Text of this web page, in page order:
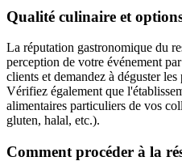
Qualité culinaire et
La réputation gastronomique du
perception de votre événement
clients et demandez à déguster
Vérifiez également que
alimentaires particuliers de vos
gluten, halal, etc.).
Comment procéder à la